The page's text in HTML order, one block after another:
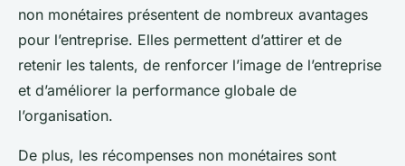
non monétaires présentent de nombreux avantages
pour l’entreprise. Elles permettent d’attirer et de
retenir les talents, de renforcer l’image de l’entreprise
et d’améliorer la performance globale de
l’organisation.
De plus, les récompenses non monétaires sont